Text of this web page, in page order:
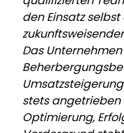
den Einsatz
Das
stets angetrieben
Optimierung,